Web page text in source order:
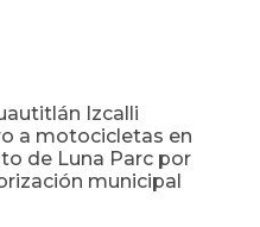
Izcalli
a motocicletas en
de Luna Parc por
municipal